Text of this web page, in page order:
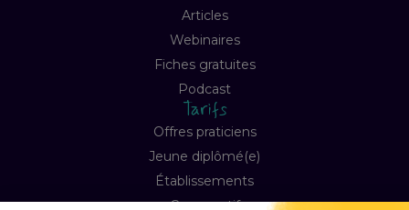
Articles
Webinaires
Fiches gratuites
Podcast
Tarifs
Offres praticiens
Jeune diplômé(e)
Établissements
Comparatif